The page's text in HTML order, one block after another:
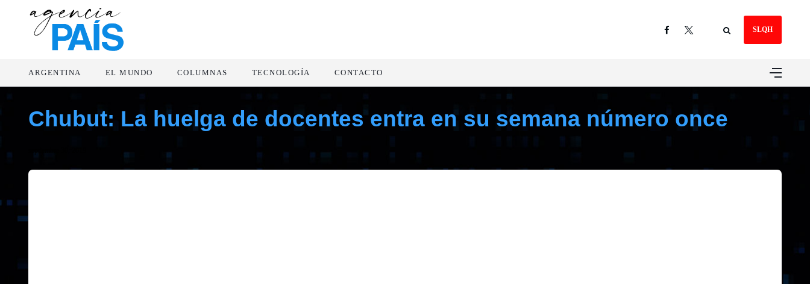
SLQH
ARGENTINA EL MUNDO COLUMNAS TECNOLOGÍA CONTACTO
Chubut: La huelga de docentes entra en su semana número once